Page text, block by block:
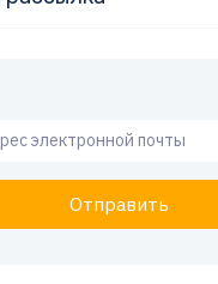
Отправить